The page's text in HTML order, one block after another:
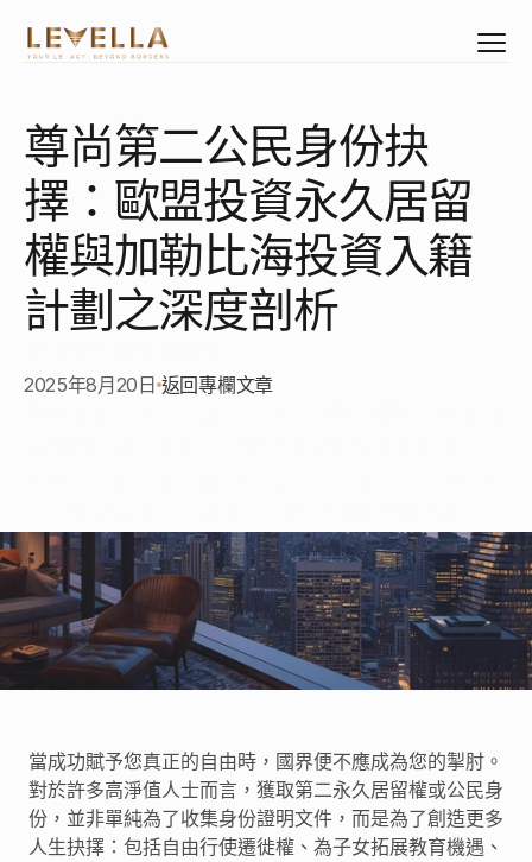
卓見
卓見
聯絡我們
Select Language
Mandarin
資產配置
公民身份
居留權益
臻選物業
創立專屬企業
尊尚第二公民身份抉
擇：歐盟投資永久居留
權與加勒比海投資入籍
計劃之深度剖析
2025年8月20日 返回專欄文章
當成功賦予您真正的自由時，國界便不應成為您的掣肘。
對於許多高淨值人士而言，獲取第二永久居留權或公民身
份，並非單純為了收集身份證明文件，而是為了創造更多
人生抉擇：包括自由行使遷徙權、為子女拓展教育機遇、